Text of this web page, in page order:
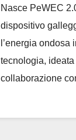
Nasce PeWEC
dispositivo
l’energia ondosa
tecnologia,
collaborazione